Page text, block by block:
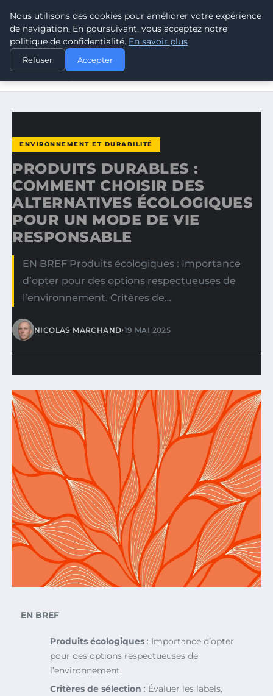
CLIMATE RESPONSE BLOG
ACCUEIL
ENVIRONNEMENT ET DURABILITÉ
PRODUITS DURABLES : COMMENT CHOISIR DES
ENVIRONNEMENT ET DURABILITÉ
PRODUITS DURABLES :
COMMENT CHOISIR DES
ALTERNATIVES ÉCOLOGIQUES
POUR UN MODE DE VIE
RESPONSABLE
EN BREF Produits écologiques : Importance
d’opter pour des options respectueuses de
l’environnement. Critères de…
NICOLAS MARCHAND•19 MAI 2025
EN BREF
Produits écologiques : Importance d’opter
pour des options respectueuses de
l’environnement.
Critères de sélection : Évaluer les labels,
Nous utilisons des cookies pour améliorer votre expérience
de navigation. En poursuivant, vous acceptez notre
politique de confidentialité. En savoir plus
Refuser Accepter